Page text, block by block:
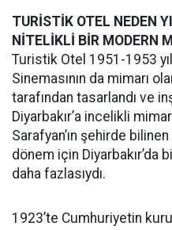
TURİSTİK OTEL NEDEN
NİTELİKLİ BİR MODERN
Turistik Otel 1951-1953
Sinemasının da mimarı
tarafından tasarlandı ve
Diyarbakır’a incelikli
Sarafyan’ın şehirde
dönem için Diyarbakır’da
daha fazlasıydı.
1923’te Cumhuriyetin